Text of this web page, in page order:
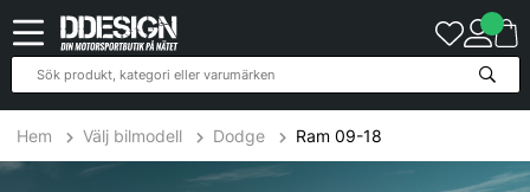
Hem Välj bilmodell Dodge Ram 09-18
317 Produkter